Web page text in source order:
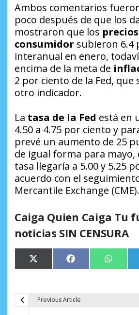
Ambos comentarios
poco después de que los
mostraron que los
consumidor subieron 6.4
interanual en enero,
encima de la meta de
2 por ciento de la Fed, que
otro indicador.
La tasa de la Fed está en
4.50 a 4.75 por ciento y
prevé un aumento de 25
de igual forma para mayo,
tasa llegaría a 5.00 y 5.25
acuerdo con el
Mercantile Exchange (CME).
Caiga Quien Caiga Tu
noticias SIN CENSURA
Compartir
en
X
(Twitter)
Compartir
en
Facebook
en
Previous Article